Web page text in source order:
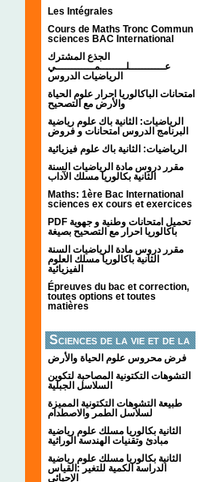
Les Intégrales
Cours de Maths Tronc Commun
sciences BAC International
الجذع المشترك
عـــــــــــلــــــــمــــــــــــي
الرياضيات الدروس
امتحانات الباكالوريا احرار علوم الحياة
والأرض مع التصحيح
الرياضيات: الثانية باك علوم رياضية
البرنامج الدروس امتحانات و فروض
الرياضيات: الثانية باك علوم فيزيائية
مقرر دروس مادة الرياضيات السنة
الثانية بكالوريا مسلك الآداب
Maths: 1ère Bac International
sciences ex cours et exercices
PDF تحميل امتحانات وطنية و جهوية
باكالوريا احرار مع التصحيح بصيغة
مقرر دروس مادة الرياضيات السنة
الثانية باكالوريا مسلك العلوم
الفيزيائية
Épreuves du bac et correction,
toutes options et toutes
matières
Sciences de la vie et de la
terre
فرض محروس علوم الحياة والأرض
التشوهات التكتونیة المصاحبة لتكوین
السلاسل الجبلیة
طبيعة التشوهات التكتونية المميزة
لسلاسل الطمر والاصطدام
الثانية بكالوريا مسلك علوم رياضية
مبادئ وتقنيات الهندسة الوراثية
الثانية بكالوريا مسلك علوم رياضية
الدراسة الكمية للتغير :القياس
الإحيائي